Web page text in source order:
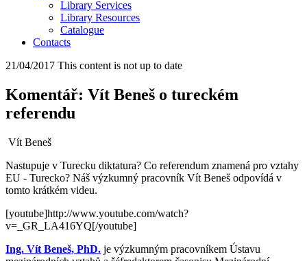
Library Services
Library Resources
Catalogue
Contacts
21/04/2017 This content is not up to date
Komentář: Vít Beneš o tureckém
referendu
Vít Beneš
Nastupuje v Turecku diktatura? Co referendum znamená pro vztahy
EU - Turecko? Náš výzkumný pracovník Vít Beneš odpovídá v
tomto krátkém videu.
[youtube]http://www.youtube.com/watch?
v=_GR_LA416YQ[/youtube]
Ing. Vít Beneš, PhD. je výzkumným pracovníkem Ústavu